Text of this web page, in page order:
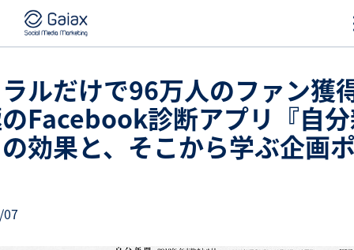
ルだけで96万人のファン獲
Facebook診断アプリ『自
効果と、そこから学ぶ企画
07